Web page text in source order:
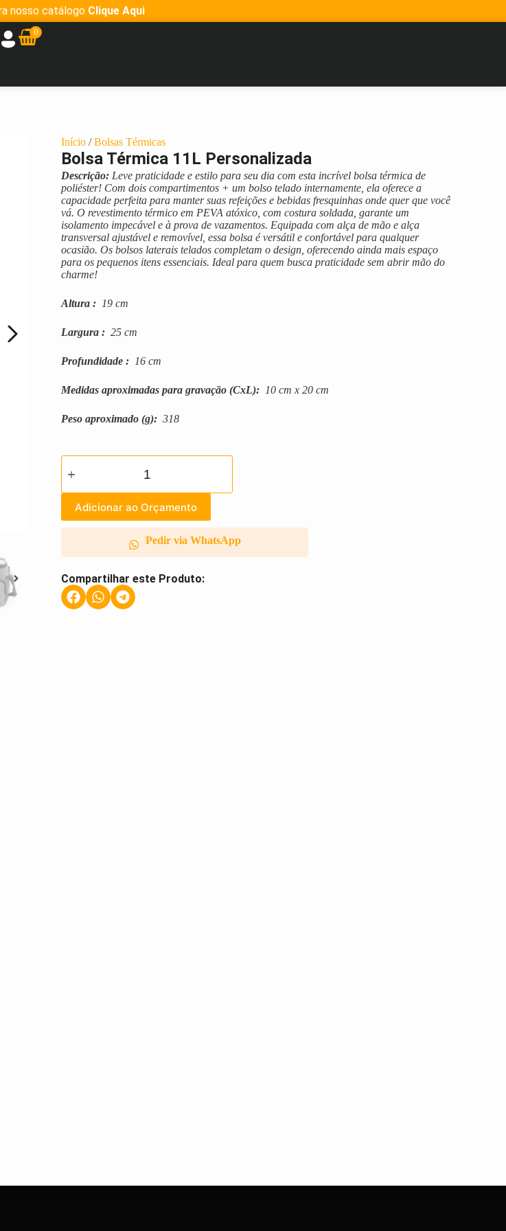
nosso catálogo Clique Aqui
0
Início /Bolsas Térmicas
Bolsa Térmica 11L Personalizada
Descrição: Leve praticidade e estilo para seu dia com esta incrível bolsa térmica de
poliéster! Com dois compartimentos + um bolso telado internamente, ela oferece a
capacidade perfeita para manter suas refeições e bebidas fresquinhas onde quer que você
vá. O revestimento térmico em PEVA atóxico, com costura soldada, garante um
isolamento impecável e à prova de vazamentos. Equipada com alça de mão e alça
transversal ajustável e removível, essa bolsa é versátil e confortável para qualquer
ocasião. Os bolsos laterais telados completam o design, oferecendo ainda mais espaço
para os pequenos itens essenciais. Ideal para quem busca praticidade sem abrir mão do
charme!
Altura : 19 cm
Largura : 25 cm
Profundidade : 16 cm
Medidas aproximadas para gravação (CxL): 10 cm x 20 cm
Peso aproximado (g): 318
Adicionar ao Orçamento
Pedir via WhatsApp
Compartilhar este Produto: